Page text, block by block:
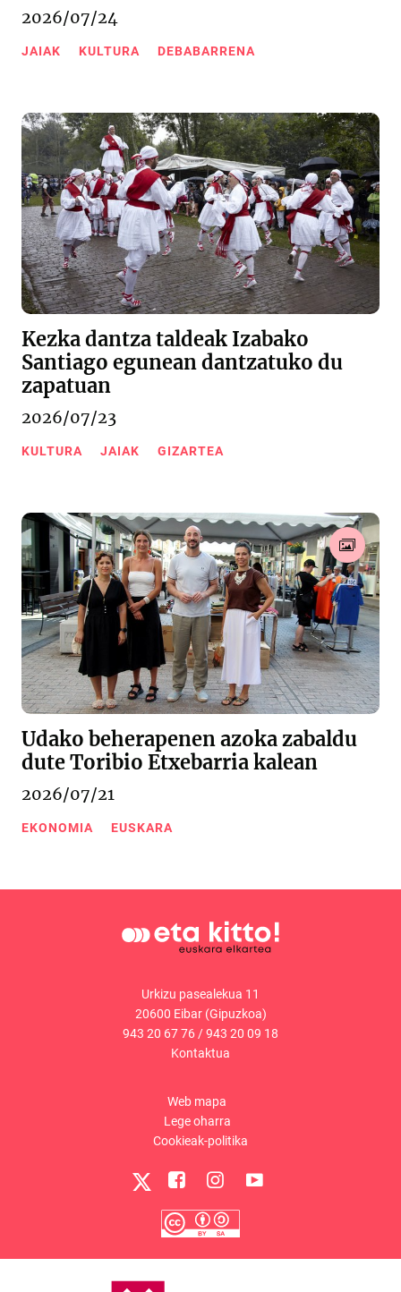
2026/07/24
JAIAK KULTURA DEBABARRENA
Kezka dantza taldeak Izabako
Santiago egunean dantzatuko du
zapatuan
2026/07/23
KULTURA JAIAK GIZARTEA
Udako beherapenen azoka zabaldu
dute Toribio Etxebarria kalean
2026/07/21
EKONOMIA EUSKARA
Urkizu pasealekua 11
20600 Eibar (Gipuzkoa)
943 20 67 76/943 20 09 18
Kontaktua
Web mapa
Lege oharra
Cookieak-politika